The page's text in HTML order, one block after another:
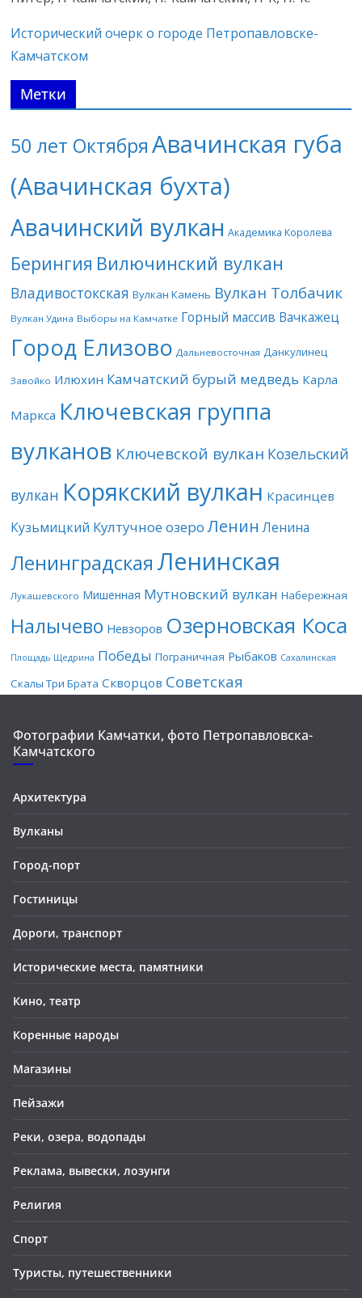
Исторический очерк о городе Петропавловске-
Камчатском
Метки
50 лет Октября Авачинская губа
(Авачинская бухта)
Авачинский вулкан Академика Королева
Берингия Вилючинский вулкан
Владивостокская Вулкан Камень Вулкан Толбачик
Вулкан Удина Выборы на Камчатке Горный массив Вачкажец
Город Елизово Дальневосточная Данкулинец
Завойко Илюхин Камчатский бурый медведь Карла
Маркса Ключевская группа
вулканов Ключевской вулкан Козельский
вулкан Корякский вулкан Красинцев
Кузьмицкий Култучное озеро Ленин Ленина
Ленинградская Ленинская
Лукашевского Мишенная Мутновский вулкан Набережная
Налычево Невзоров Озерновская Коса
Площадь Щедрина Победы Пограничная Рыбаков Сахалинская
Скалы Три Брата Скворцов Советская
Фотографии Камчатки, фото Петропавловска-
Камчатского
Архитектура
Вулканы
Город-порт
Гостиницы
Дороги, транспорт
Исторические места, памятники
Кино, театр
Коренные народы
Магазины
Пейзажи
Реки, озера, водопады
Реклама, вывески, лозунги
Религия
Спорт
Туристы, путешественники